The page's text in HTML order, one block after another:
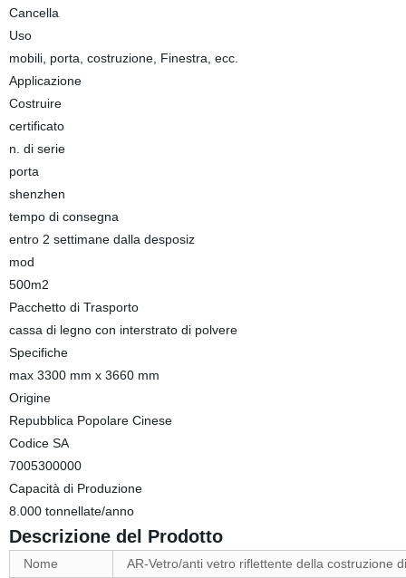
Cancella
Uso
mobili, porta, costruzione, Finestra, ecc.
Applicazione
Costruire
certificato
n. di serie
porta
shenzhen
tempo di consegna
entro 2 settimane dalla desposiz
mod
500m2
Pacchetto di Trasporto
cassa di legno con interstrato di polvere
Specifiche
max 3300 mm x 3660 mm
Origine
Repubblica Popolare Cinese
Codice SA
7005300000
Capacità di Produzione
8.000 tonnellate/anno
Descrizione del Prodotto
Nome
AR-Vetro/anti vetro riflettente della costruzione